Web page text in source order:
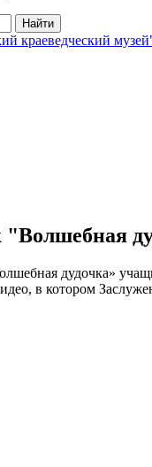
Найти
краеведческий
дудочка»
в котором